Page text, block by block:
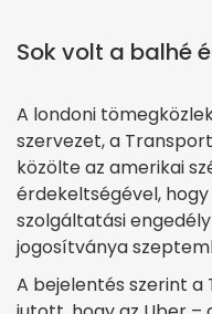
Sok volt a balhé
A londoni
szervezet, a
közölte az amerikai
érdekeltségével,
szolgáltatási
jogosítványa
A bejelentés szerint